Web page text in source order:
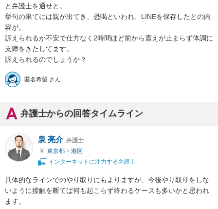
と弁護士を通せと。
挙句の果てには親が出てき、恐喝といわれ、LINEを保存したとの内
容が。
訴えられるか不安で仕方なく2時間ほど前から震えが止まらず体調に
支障をきたしてます。
訴えられるのでしょうか？
匿名希望 さん
弁護士からの回答タイムライン
泉 亮介 弁護士
東京都 > 港区
インターネットに注力する弁護士
具体的なラインでのやり取りにもよりますが、今後やり取りをしな
いように接触を断てば何も起こらず終わるケースも多いかと思われ
ます。